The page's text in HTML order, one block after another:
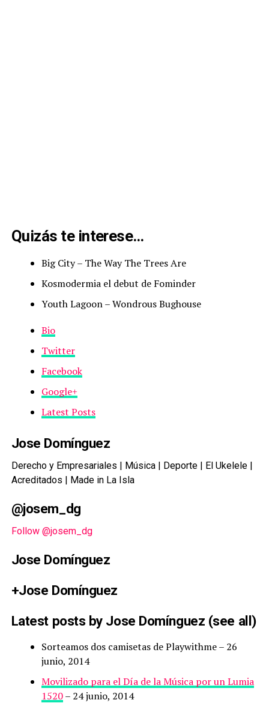
Quizás te interese…
Big City – The Way The Trees Are
Kosmodermia el debut de Fominder
Youth Lagoon – Wondrous Bughouse
Bio
Twitter
Facebook
Google+
Latest Posts
Jose Domínguez
Derecho y Empresariales | Música | Deporte | El Ukelele |
Acreditados | Made in La Isla
@josem_dg
Follow @josem_dg
Jose Domínguez
+Jose Domínguez
Latest posts by Jose Domínguez (see all)
Sorteamos dos camisetas de Playwithme– 26
junio, 2014
Movilizado para el Día de la Música por un Lumia
1520– 24 junio, 2014